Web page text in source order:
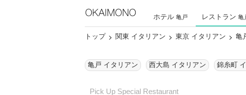
ホテル 亀戸 レストラン 亀
トップ 関東 イタリアン 東京 イタリアン 亀
亀戸 イタリアン 西大島 イタリアン 錦糸町